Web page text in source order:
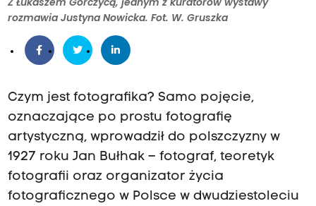
rozmawia Justyna Nowicka. Fot. W. Gruszka
Czym jest fotografika? Samo pojęcie,
oznaczające po prostu fotografię
artystyczną, wprowadził do polszczyzny w
1927 roku Jan Bułhak – fotograf, teoretyk
fotografii oraz organizator życia
fotograficznego w Polsce w dwudziestoleciu